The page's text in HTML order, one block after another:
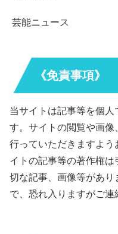
芸能ニュース
《免責事項》
当サイトは記事等を個人
す。サイトの閲覧や画
行っていただきますよ
イトの記事等の著作権
切な記事、画像等があ
で、恐れ入りますがご連